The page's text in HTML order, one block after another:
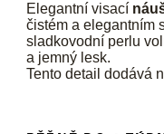
Elegantní visací
čistém a elegantním
sladkovodní perlu
a jemný lesk.
Tento detail dodává